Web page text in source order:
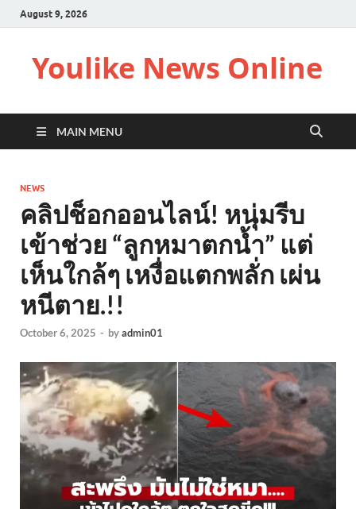
August 9, 2026
Youlike News Online
MAIN MENU
NEWS
คลิปช็อกออนไลน์! หนุ่มรีบ
เข้าช่วย “ลูกหมาตกน้ำ” แต่
เห็นใกล้ๆ เหงื่อแตกพลั่ก เผ่น
หนีตาย.!!
October 6, 2025 - byadmin01